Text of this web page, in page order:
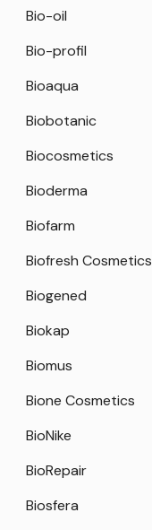
Bio-oil
Bio-profil
Bioaqua
Biobotanic
Biocosmetics
Bioderma
Biofarm
Biofresh Cosmetics
Biogened
Biokap
Biomus
Bione Cosmetics
BioNike
BioRepair
Biosfera